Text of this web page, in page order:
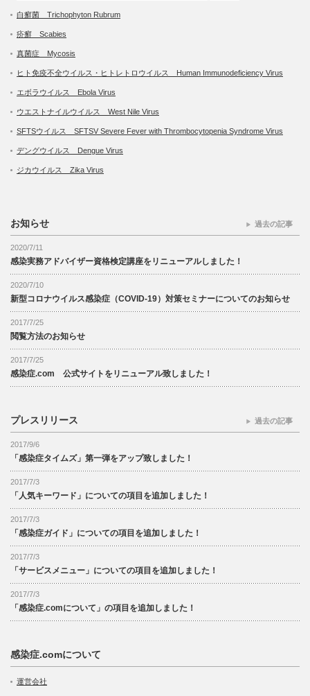
白癬菌 Trichophyton Rubrum
疥癬 Scabies
真菌症 Mycosis
ヒト免疫不全ウイルス・ヒトレトロウイルス Human Immunodeficiency Virus
エボラウイルス Ebola Virus
ウエストナイルウイルス West Nile Virus
SFTSウイルス SFTSV Severe Fever with Thrombocytopenia Syndrome Virus
デングウイルス Dengue Virus
ジカウイルス Zika Virus
お知らせ
2020/7/11
感染実務アドバイザー資格検定講座をリニューアルしました！
2020/7/10
新型コロナウイルス感染症（COVID-19）対策セミナーについてのお知らせ
2017/7/25
閲覧方法のお知らせ
2017/7/25
感染症.com 公式サイトをリニューアル致しました！
過去の記事
プレスリリース
2017/9/6
「感染症タイムズ」第一弾をアップ致しました！
2017/7/3
「人気キーワード」についての項目を追加しました！
2017/7/3
「感染症ガイド」についての項目を追加しました！
2017/7/3
「サービスメニュー」についての項目を追加しました！
2017/7/3
「感染症.comについて」の項目を追加しました！
過去の記事
感染症.comについて
運営会社